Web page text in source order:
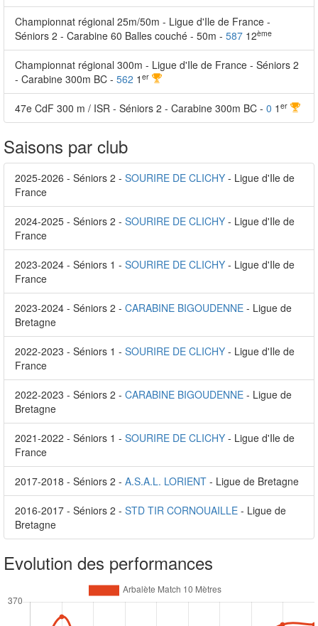
Championnat régional 25m/50m - Ligue d'Ile de France -
Séniors 2 - Carabine 60 Balles couché - 50m - 587 12ème
Championnat régional 300m - Ligue d'Ile de France - Séniors 2
- Carabine 300m BC - 562 1 er
47e CdF 300 m / ISR - Séniors 2 - Carabine 300m BC - 0 1 er
Saisons par club
2025-2026 - Séniors 2 - SOURIRE DE CLICHY - Ligue d'Ile de
France
2024-2025 - Séniors 2 - SOURIRE DE CLICHY - Ligue d'Ile de
France
2023-2024 - Séniors 1 - SOURIRE DE CLICHY - Ligue d'Ile de
France
2023-2024 - Séniors 2 - CARABINE BIGOUDENNE - Ligue de
Bretagne
2022-2023 - Séniors 1 - SOURIRE DE CLICHY - Ligue d'Ile de
France
2022-2023 - Séniors 2 - CARABINE BIGOUDENNE - Ligue de
Bretagne
2021-2022 - Séniors 1 - SOURIRE DE CLICHY - Ligue d'Ile de
France
2017-2018 - Séniors 2 - A.S.A.L. LORIENT - Ligue de Bretagne
2016-2017 - Séniors 2 - STD TIR CORNOUAILLE - Ligue de
Bretagne
Evolution des performances